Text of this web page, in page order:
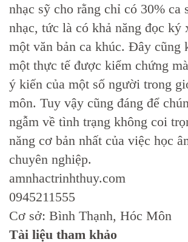
nhạc sỹ cho rằng chỉ có 30% ca
nhạc, tức là có khả năng đọc ký
một văn bản ca khúc. Đây cũng
một thực tế được kiểm chứng
ý kiến của một số người trong
môn. Tuy vậy cũng đáng để
ngẫm về tình trạng không coi
năng cơ bản nhất của việc học
chuyên nghiệp.
amnhactrinhthuy.com
0945211555
Cơ sở: Bình Thạnh, Hóc Môn
Tài liệu tham khảo